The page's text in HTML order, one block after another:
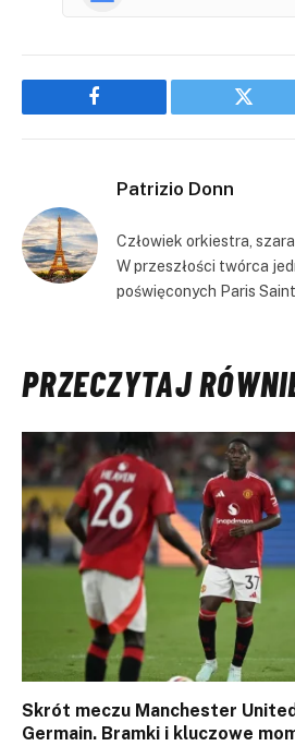
Facebook
Patrizio Donn
Człowiek orkiestra,
W przeszłości twórca
poświęconych Paris
PRZECZYTAJ
Skrót meczu Manchester
Germain. Bramki i kluczowe